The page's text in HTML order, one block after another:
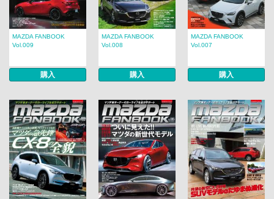
MAZDA FANBOOK
Vol.009
購入
MAZDA FANBOOK
Vol.008
購入
MAZDA FANBOOK
Vol.007
購入